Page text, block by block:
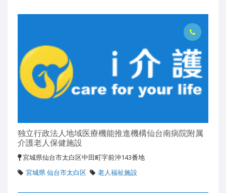
独立行政法人地域医療機能推進機構仙台南病院附属
介護老人保健施設
宮城県仙台市太白区中田町字前沖143番地
宮城県 仙台市太白区
老人福祉施設